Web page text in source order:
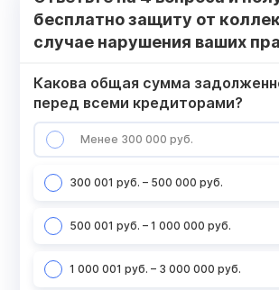
бесплатно защиту от
случае нарушения ваших
Какова общая сумма
перед всеми кредиторами?
Менее 300 000 руб.
300 001 руб. – 500 000 руб.
500 001 руб. – 1 000 000 руб.
1 000 001 руб. – 3 000 000 руб.